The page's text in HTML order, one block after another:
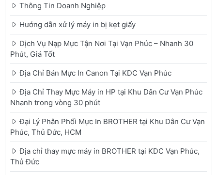
Thông Tin Doanh Nghiệp
Hướng dẫn xử lý máy in bị kẹt giấy
Dịch Vụ Nạp Mực Tận Nơi Tại Vạn Phúc – Nhanh 30
Phút, Giá Tốt
Địa Chỉ Bán Mực In Canon Tại KDC Vạn Phúc
Địa Chỉ Thay Mực Máy in HP tại Khu Dân Cư Vạn Phúc
Nhanh trong vòng 30 phút
Đại Lý Phân Phối Mực In BROTHER tại Khu Dân Cư Vạn
Phúc, Thủ Đức, HCM
Địa chỉ thay mực máy in BROTHER tại KDC Vạn Phúc,
Thủ Đức